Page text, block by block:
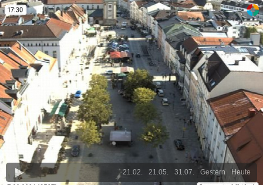
Heute
Gestern
31.07.
21.05.
21.02.